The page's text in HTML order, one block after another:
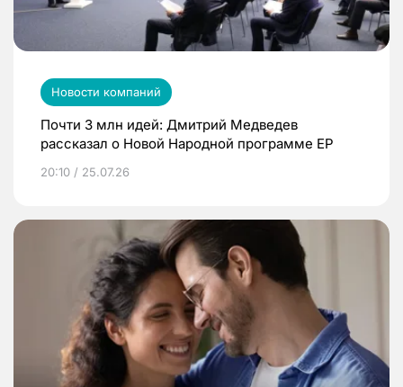
Новости компаний
Почти 3 млн идей: Дмитрий Медведев
рассказал о Новой Народной программе ЕР
20:10 / 25.07.26